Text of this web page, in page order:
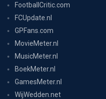
FootballCritic.com
FCUpdate.nl
GPFans.com
MovieMeter.nl
MusicMeter.nl
BoekMeter.nl
GamesMeter.nl
WijWedden.net